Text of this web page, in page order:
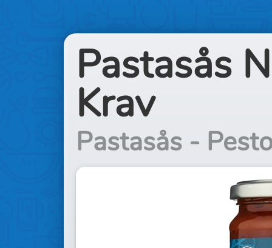
Pastasås
Krav
Pastasås -